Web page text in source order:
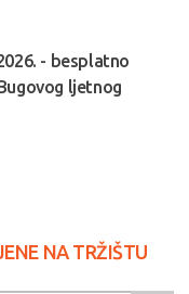
- besplatno
ljetnog
NA TRŽIŠTU